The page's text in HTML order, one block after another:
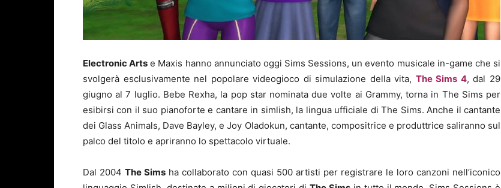
Electronic Arts e Maxis hanno annunciato oggi Sims Sessions, un evento musicale in-game che si
svolgerà esclusivamente nel popolare videogioco di simulazione della vita, The Sims 4, dal 29
giugno al 7 luglio. Bebe Rexha, la pop star nominata due volte ai Grammy, torna in The Sims per
esibirsi con il suo pianoforte e cantare in simlish, la lingua ufficiale di The Sims. Anche il cantante
dei Glass Animals, Dave Bayley, e Joy Oladokun, cantante, compositrice e produttrice saliranno sul
palco del titolo e apriranno lo spettacolo virtuale.
Dal 2004 The Sims ha collaborato con quasi 500 artisti per registrare le loro canzoni nell’iconico